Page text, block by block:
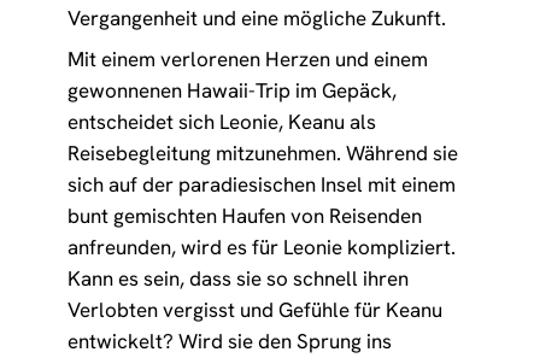
Vergangenheit und eine mögliche Zukunft.
Mit einem verlorenen Herzen und einem
gewonnenen Hawaii-Trip im Gepäck,
entscheidet sich Leonie, Keanu als
Reisebegleitung mitzunehmen. Während sie
sich auf der paradiesischen Insel mit einem
bunt gemischten Haufen von Reisenden
anfreunden, wird es für Leonie kompliziert.
Kann es sein, dass sie so schnell ihren
Verlobten vergisst und Gefühle für Keanu
entwickelt? Wird sie den Sprung ins